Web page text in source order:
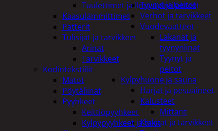
Tyynyt ja peitot
Verhot ja tarvikkeet
Vuodevaatteet
Lakanat ja
tyynynlinat
Tyynyt ja
peitot
Kylpyhuone ja sauna
Harjat ja pesuaineet
Kalusteet
Mittarit
Kiukaat ja tarvikkeet
Tuulettimet ja Ilmastointilaitteet
Kaasulämmittimet
Patterit
Tulisijat ja tarvikkeet
Arinat
Tarvikkeet
Kodintekstiilit
Matot
Pöytäliinat
Pyyhkeet
Keittiöpyyhkeet
Kylpypyyhkeet ja takit